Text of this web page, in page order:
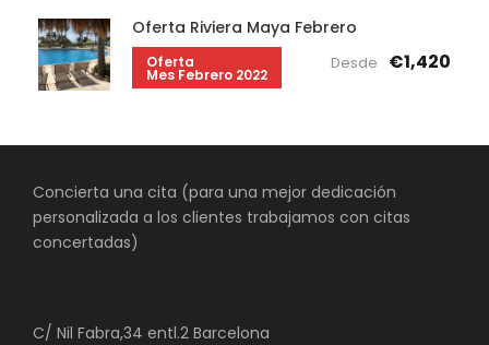
Oferta Riviera Maya Febrero
Oferta
Mes Febrero 2022
Desde €1,420
Concierta una cita (para una mejor dedicación
personalizada a los clientes trabajamos con citas
concertadas)
C/ Nil Fabra,34 entl.2 Barcelona